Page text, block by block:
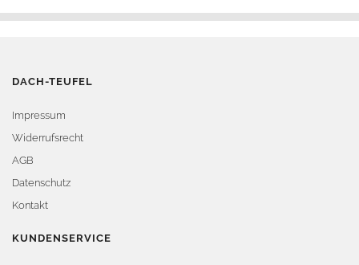
DACH-TEUFEL
Impressum
Widerrufsrecht
AGB
Datenschutz
Kontakt
KUNDENSERVICE